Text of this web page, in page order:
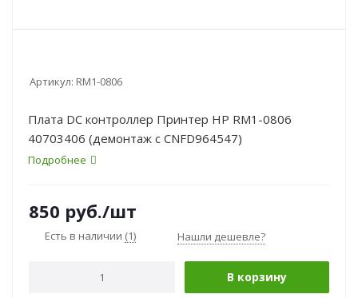
Артикул: RM1-0806
Плата DC контроллер Принтер HP RM1-0806
40703406 (демонтаж с CNFD964547)
Подробнее
850 руб./шт
Есть в наличии (1) Нашли дешевле?
В корзину